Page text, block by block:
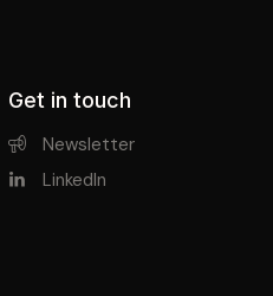
Get in touch
Newsletter
LinkedIn